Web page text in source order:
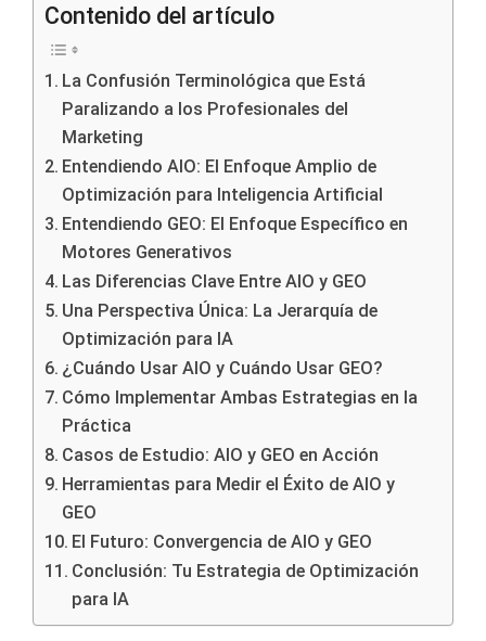
Contenido del artículo
La Confusión Terminológica que Está
Paralizando a los Profesionales del
Marketing
Entendiendo AIO: El Enfoque Amplio de
Optimización para Inteligencia Artificial
Entendiendo GEO: El Enfoque Específico en
Motores Generativos
Las Diferencias Clave Entre AIO y GEO
Una Perspectiva Única: La Jerarquía de
Optimización para IA
¿Cuándo Usar AIO y Cuándo Usar GEO?
Cómo Implementar Ambas Estrategias en la
Práctica
Casos de Estudio: AIO y GEO en Acción
Herramientas para Medir el Éxito de AIO y
GEO
El Futuro: Convergencia de AIO y GEO
Conclusión: Tu Estrategia de Optimización
para IA